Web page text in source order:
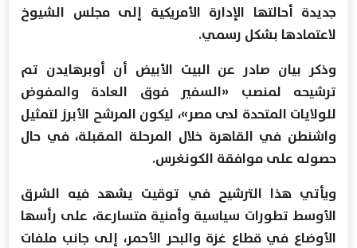
جديدة أحالتها الإدارة الأمريكية إلى مجلس الشيوخ
لاعتمادها بشكل رسمي.
وذكر بيان صادر عن البيت الأبيض أن أوبرهايدن تم
ترشيحه لمنصب «السفير فوق العادة والمفوض
للولايات المتحدة لدى مصر»، ليكون المرشح الأبرز لتمثيل
واشنطن في القاهرة خلال المرحلة المقبلة، في حال
حصوله على موافقة الكونغرس.
ويأتي هذا الترشيح في توقيت يشهد فيه الشرق
الأوسط تطورات سياسية وأمنية متسارعة، على رأسها
الأوضاع في قطاع غزة والبحر الأحمر، إلى جانب ملفات